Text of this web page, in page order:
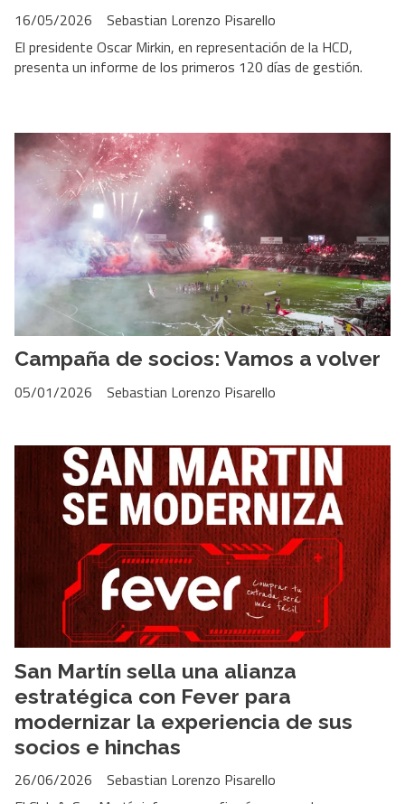
Sebastian Lorenzo Pisarello
16/05/2026
El presidente Oscar Mirkin, en representación de la HCD,
presenta un informe de los primeros 120 días de gestión.
Campaña de socios: Vamos a volver
Sebastian Lorenzo Pisarello
05/01/2026
San Martín sella una alianza
estratégica con Fever para
modernizar la experiencia de sus
socios e hinchas
Sebastian Lorenzo Pisarello
26/06/2026